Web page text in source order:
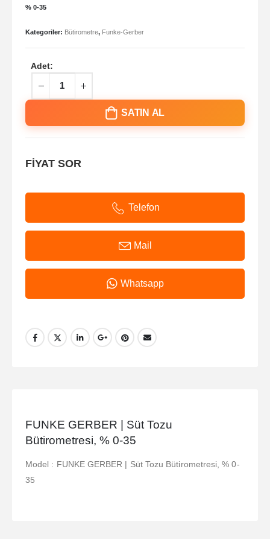
% 0-35
Kategoriler: Bütirometre, Funke-Gerber
Adet:
SATIN AL
FİYAT SOR
Telefon
Mail
Whatsapp
FUNKE GERBER | Süt Tozu
Bütirometresi, % 0-35
Model : FUNKE GERBER | Süt Tozu Bütirometresi, % 0-
35